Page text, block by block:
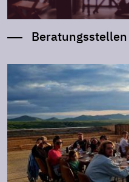
Beratungsstellen